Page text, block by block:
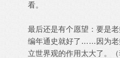
看。
最后还是有个愿望：要是
编年通史就好了……因为老
立世界观的作用太大了。